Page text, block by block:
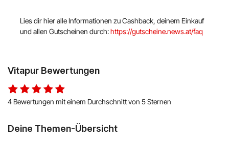
Lies dir hier alle Informationen zu Cashback, deinem Einkauf
und allen Gutscheinen durch:https://gutscheine.news.at/faq
Vitapur Bewertungen
4 Bewertungen mit einem Durchschnitt von 5 Sternen
Deine Themen-Übersicht